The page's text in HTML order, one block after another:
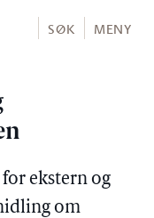
SØK MENY
ekstern og
om